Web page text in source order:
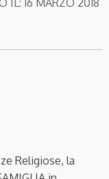
IL:16 MARZO 2018
Religiose, la